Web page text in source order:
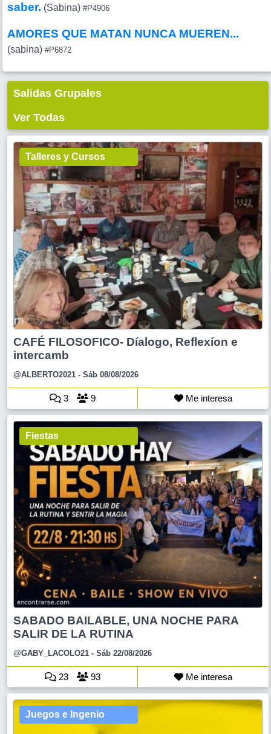
saber. (Sabina) #P4906
AMORES QUE MATAN NUNCA MUEREN...
(sabina) #P6872
Salidas Grupales
Ver Todas
Talleres y Cursos
CAFÉ FILOSOFICO- Díalogo, Reflexíon e
intercamb
@ALBERTO2021 - Sáb 08/08/2026
3 9 Me interesa
Fiestas
SABADO BAILABLE, UNA NOCHE PARA
SALIR DE LA RUTINA
@GABY_LACOLO21 - Sáb 22/08/2026
23 93 Me interesa
Juegos e Ingenio